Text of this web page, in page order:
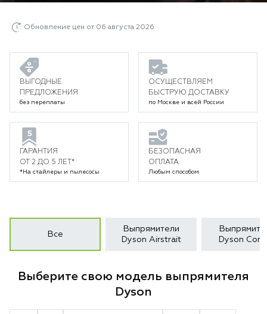
Обновление цен от 06 августа 2026
ВЫГОДНЫЕ
ПРЕДЛОЖЕНИЯ
без переплаты
ОСУЩЕСТВЛЯЕМ
БЫСТРУЮ ДОСТАВКУ
по Москве и всей России
ГАРАНТИЯ
ОТ 2 ДО 5 ЛЕТ*
*На стайлеры и пылесосы
БЕЗОПАСНАЯ
ОПЛАТА
Любым способом
Все
Выпрямители
Dyson Airstrait
Dyson
Выберите свою модель выпрямителя
Dyson